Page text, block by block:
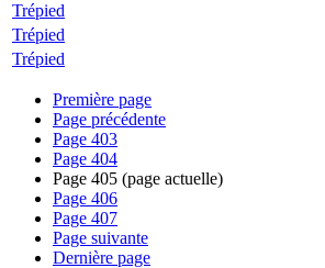
Trépied
Trépied
Trépied
Première page
Page précédente
Page 403
Page 404
Page 405 (page actuelle)
Page 406
Page 407
Page suivante
Dernière page